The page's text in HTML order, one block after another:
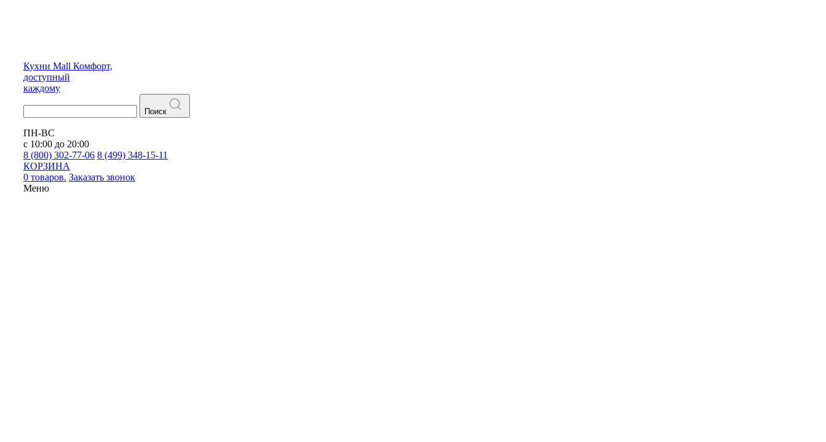
Кухни Mall Комфорт,
доступный
каждому
Поиск
ПН-ВС
с 10:00 до 20:00
8 (800) 302-77-06 8 (499) 348-15-11
КОРЗИНА
0 товаров. Заказать звонок
Меню